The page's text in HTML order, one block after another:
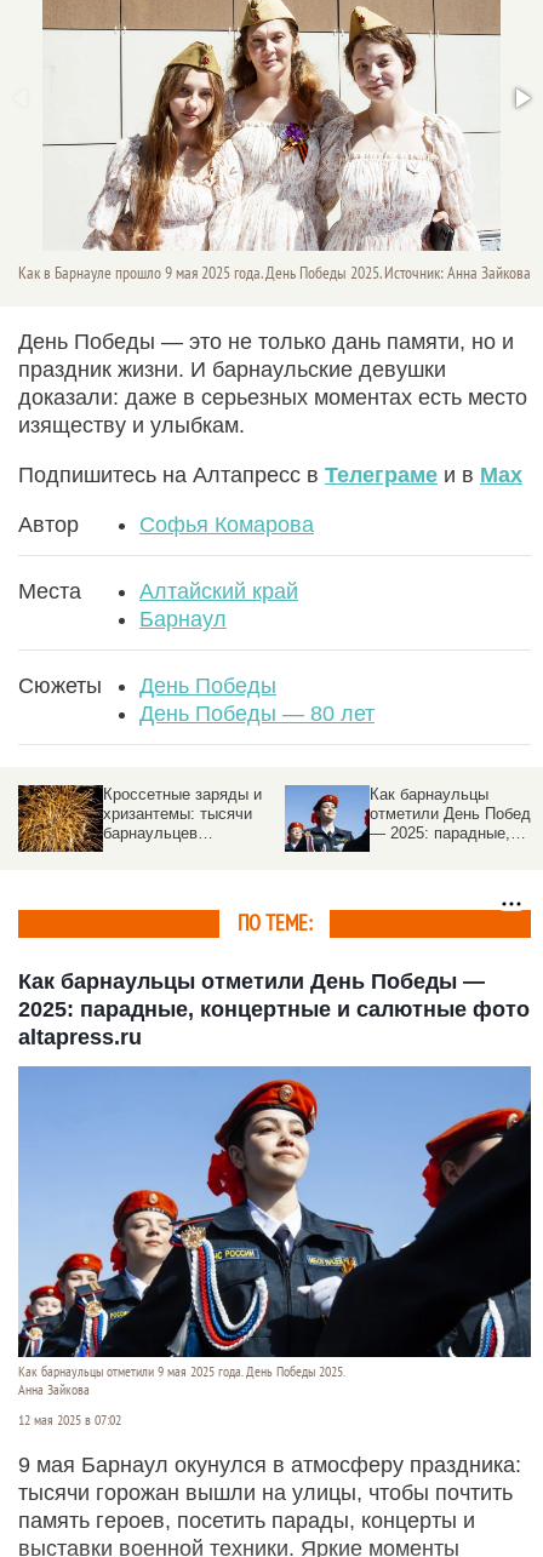
Как в Барнауле прошло 9 мая 2025 года. День Победы 2025. Источник: Анна Зайкова
День Победы — это не только дань памяти, но и
праздник жизни. И барнаульские девушки
доказали: даже в серьезных моментах есть место
изяществу и улыбкам.
Подпишитесь на Алтапресс в Телеграме и в Max
Автор Софья Комарова
Места
Алтайский край
Барнаул
Сюжеты
День Победы
День Победы — 80 лет
Как барнаульцы
отметили День Победы
— 2025: парадные,
Пилотажная группа
«Русские Витязи» на
форсаже пролетела
ПО ТЕМЕ:
Как барнаульцы отметили День Победы —
2025: парадные, концертные и салютные фото
altapress.ru
Как барнаульцы отметили 9 мая 2025 года. День Победы 2025.
Анна Зайкова
12 мая 2025 в 07:02
9 мая Барнаул окунулся в атмосферу праздника:
тысячи горожан вышли на улицы, чтобы почтить
память героев, посетить парады, концерты и
выставки военной техники. Яркие моменты